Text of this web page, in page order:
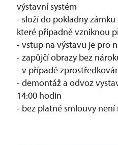
výstavní systém
- složí do pokladny
které případně vzniknou
- vstup na výstavu je pro
- zapůjčí obrazy bez
- v případě
- demontáž a odvoz
14:00 hodin
- bez platné smlouvy